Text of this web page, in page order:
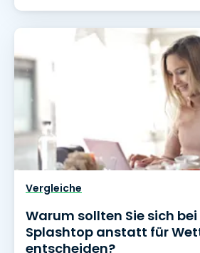
Vergleiche
Warum sollten Sie sich
Splashtop anstatt für
entscheiden?